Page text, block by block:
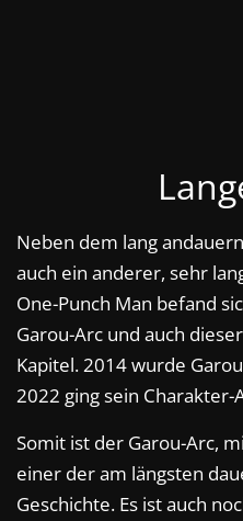
Neben dem lang
auch ein anderer, sehr
One-Punch Man befand
Garou-Arc und auch
Kapitel. 2014 wurde
2022 ging sein Charakter-
Somit ist der Garou-Arc,
einer der am längsten
Geschichte. Es ist auch